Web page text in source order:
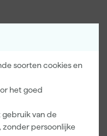
soorten cookies en
het goed
gebruik van de
zonder persoonlijke